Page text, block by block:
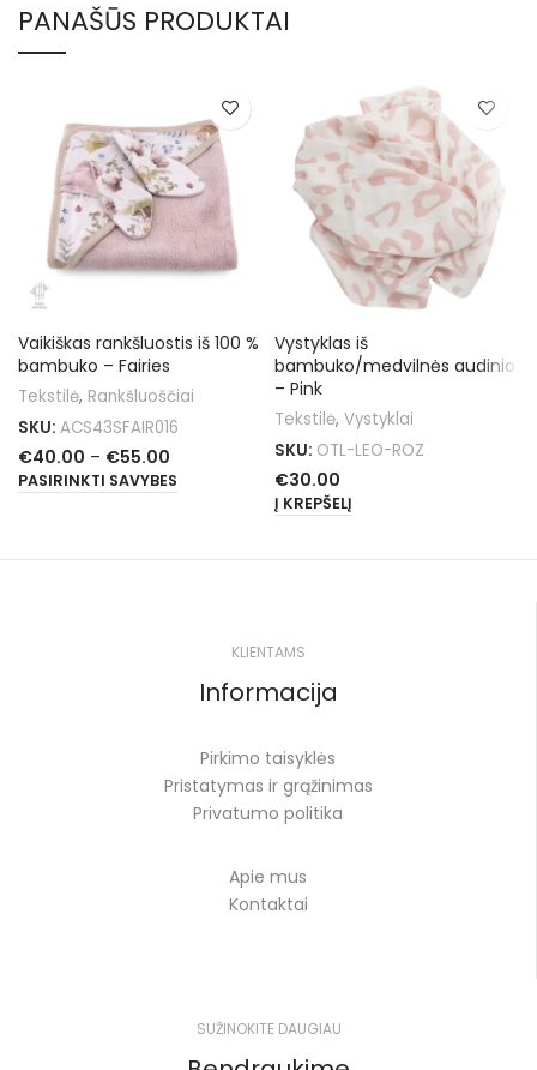
PANAŠŪS PRODUKTAI
Vaikiškas rankšluostis iš 100 %
bambuko – Fairies
Tekstilė, Rankšluoščiai
SKU: ACS43SFAIR016
€40.00 – €55.00
PASIRINKTI SAVYBES
Vystyklas iš
bambuko/medvilnės audinio
– Pink
Tekstilė, Vystyklai
SKU: OTL-LEO-ROZ
€30.00
Į KREPŠELĮ
KLIENTAMS
Informacija
Pirkimo taisyklės
Pristatymas ir grąžinimas
Privatumo politika
Apie mus
Kontaktai
SUŽINOKITE DAUGIAU